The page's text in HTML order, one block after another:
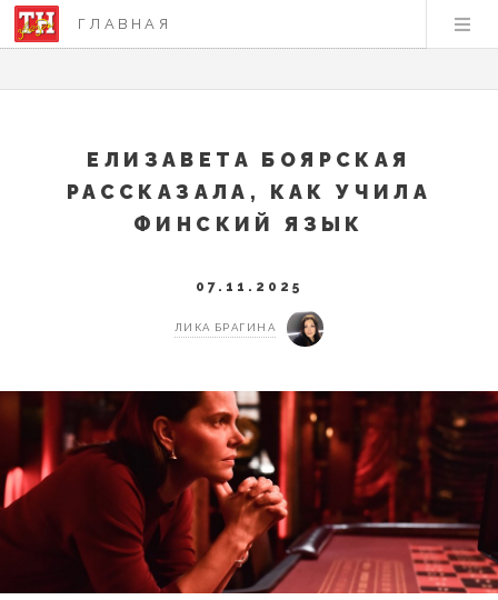
ГЛАВНАЯ
ЕЛИЗАВЕТА БОЯРСКАЯ
РАССКАЗАЛА, КАК УЧИЛА
ФИНСКИЙ ЯЗЫК
07.11.2025
ЛИКА БРАГИНА